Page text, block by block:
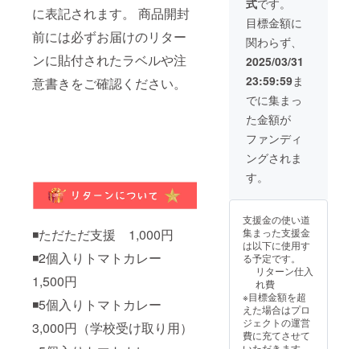
に表記されます。 商品開封
前には必ずお届けのリター
ンに貼付されたラベルや注
意書きをご確認ください。
◾️ただただ支援 1,000円
◾️2個入りトマトカレー
1,500円
◾️5個入りトマトカレー
3,000円（学校受け取り用）
に、必
ず「リ
ターン
が届く
とこへ
諾」を
取って
くださ
い。 ※
内容量
は1袋
150gと
原材料
及び添
加物等
の食品
表示は
お届け
商品の
ラベル
に表記
されま
す。 商
品開封
バトン
オスス
メのレ
トルト
カレー
を毎月8
個セレ
クト
し、6ヶ
月間お
送りし
ます！
※初回は
から中
付いた
しま
す。 ※
最終発
送は
11月末
となり
ます。
※トマト
式です。
目標金額に
関わらず、
2025/03/31
23:59:59ま
でに集まっ
た金額が
ファンディ
ングされま
す。
支援金の使い道
集まった支援金
は以下に使用す
る予定です。
リターン仕入
れ費
※目標金額を超
えた場合はプロ
ジェクトの運営
費に充てさせて